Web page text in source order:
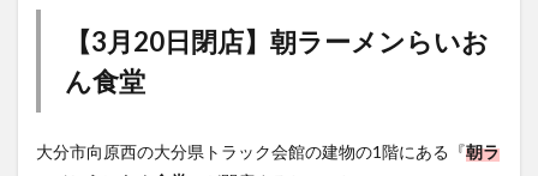
【3月20日閉店】朝ラーメンらいお
ん食堂
大分市向原西の大分県トラック会館の建物の1階にある『朝ラ